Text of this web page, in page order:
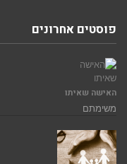
פוסטים אחרונים
האישה שאיתו
משימתם